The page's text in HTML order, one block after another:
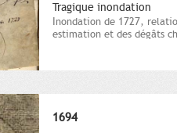
Tragique inondation
Inondation de 1727,
estimation et des dégâts
1694